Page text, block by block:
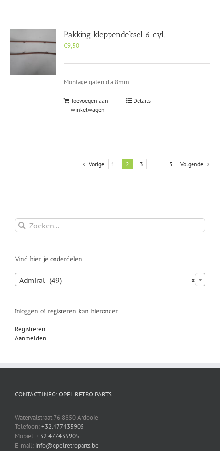
Pakking kleppendeksel 6 cyl.
€9,50
Montage gaten dia 8mm.
Toevoegen aan
winkelwagen
Details
Vorige 1 2 3 … 5 Volgende
Zoeken
naar:
Vind hier je onderdelen
×
Admiral (49)
Inloggen of registeren kan hieronder
Registreren
Aanmelden
CONTACT INFO: OPEL RETRO PARTS
Watervalstraat 76 8850 Ardooie
Telefoon:+32.477435905
Mobiel:+32.477435905
E-mail: info@opelretroparts.be